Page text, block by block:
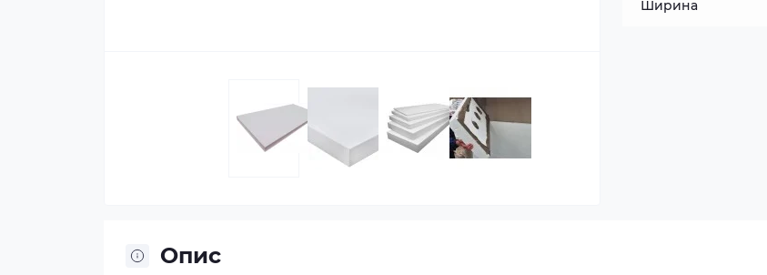
Ширина
Опис